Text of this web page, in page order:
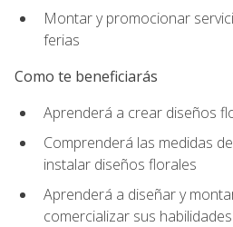
Montar y promocionar
ferias
Como te beneficiarás
Aprenderá a crear diseños
Comprenderá las medidas
instalar diseños florales
Aprenderá a diseñar y
comercializar sus